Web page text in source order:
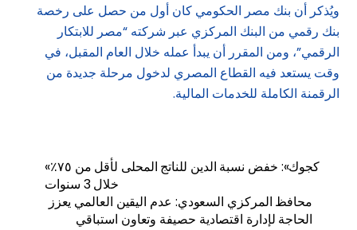
ويُذكر أن بنك مصر الحكومي كان أول من حصل على رخصة
بنك رقمي من البنك المركزي عبر شركته “مصر للابتكار
الرقمي”، ومن المقرر أن يبدأ عمله خلال العام المقبل، في
وقت يستعد فيه القطاع المصري لدخول مرحلة جديدة من
الرقمنة الكاملة للخدمات المالية.
«كجوك»: خفض نسبة الدين للناتج المحلى لأقل من ٧٥٪
خلال 3 سنوات
محافظ المركزي السعودي: عدم اليقين العالمي يعزز
الحاجة لإدارة اقتصادية حصيفة وتعاون استباقي